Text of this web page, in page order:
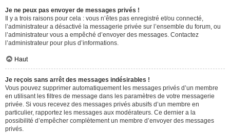
Je ne peux pas envoyer de messages privés !
Il y a trois raisons pour cela : vous n’êtes pas enregistré et/ou connecté,
l’administrateur a désactivé la messagerie privée sur l’ensemble du forum, ou
l’administrateur vous a empêché d’envoyer des messages. Contactez
l’administrateur pour plus d’informations.
Haut
Je reçois sans arrêt des messages indésirables !
Vous pouvez supprimer automatiquement les messages privés d’un membre
en utilisant les filtres de message dans les paramètres de votre messagerie
privée. Si vous recevez des messages privés abusifs d’un membre en
particulier, rapportez les messages aux modérateurs. Ce dernier a la
possibilité d’empêcher complètement un membre d’envoyer des messages
privés.